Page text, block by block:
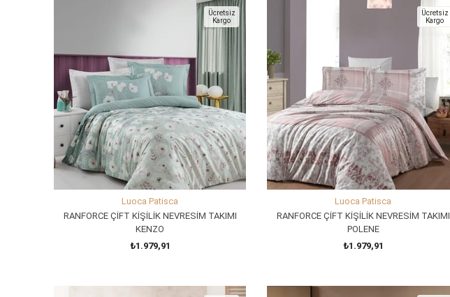
Ücretsiz
Kargo
Luoca Patisca
RANFORCE ÇİFT KİŞİLİK NEVRESİM TAKIMI
KENZO
₺1.979,91
Ücretsiz
Kargo
Luoca Patisca
RANFORCE ÇİFT KİŞİLİK NEVRESİM TAKIMI
POLENE
₺1.979,91